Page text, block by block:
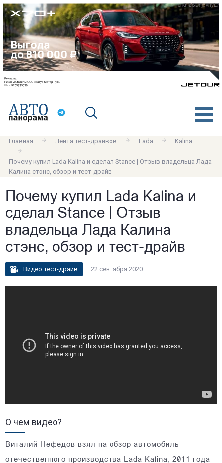
erid: 2SDnjdvnyL7
Главная Лента тест-драйвов Lada Kalina
Почему купил Lada Kalina и сделал Stance | Отзыв владельца Лада
Калина стэнс, обзор и тест-драйв
Почему купил Lada Kalina и
сделал Stance | Отзыв
владельца Лада Калина
стэнс, обзор и тест-драйв
Видео тест-драйв 22 сентября 2020
О чем видео?
Виталий Нефедов взял на обзор автомобиль
отечественного производства Lada Kalina, 2011 года